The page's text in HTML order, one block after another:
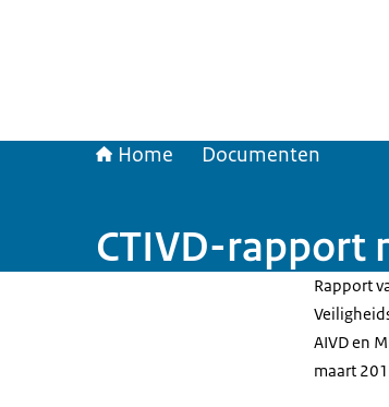
Home Documenten
CTIVD-rapport
Rapport
AIVD en
maart